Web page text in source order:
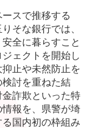
スで推移する
そな銀行では、
全に暮らすこと
ェクトを開始し
止や未然防止を
討を重ねた結
詐欺といった特
報を、県警が埼
国内初の枠組み